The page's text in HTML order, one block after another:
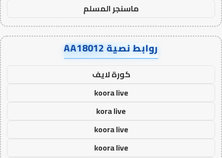
ماسنجر المسلم
روابط نصية AA18012
كورة لايف
koora live
kora live
koora live
koora live